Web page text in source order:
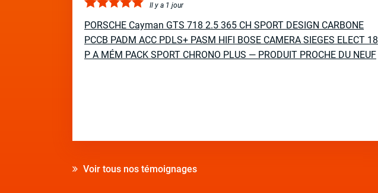
Il y a 1 jour
PORSCHE Cayman GTS 718 2.5 365 CH SPORT DESIGN CARBONE
PCCB PADM ACC PDLS+ PASM HIFI BOSE CAMERA SIEGES ELECT 18
P A MÉM PACK SPORT CHRONO PLUS — PRODUIT PROCHE DU NEUF
Voir tous nos témoignages